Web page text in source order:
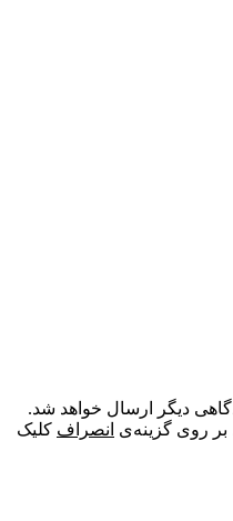
دیگر ارسال خواهد شد.
گزینه‌ی انصرافکلیک